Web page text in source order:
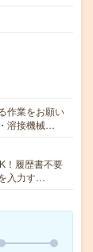
作業をお願い
溶接機械…
！履歴書不要
入力す…